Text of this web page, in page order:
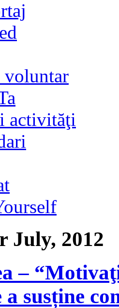
voluntar
activităţi
July, 2012
–
a susține